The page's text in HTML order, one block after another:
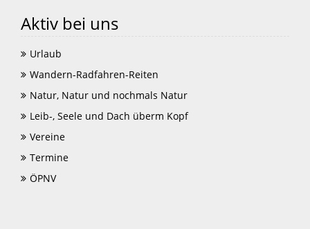
Aktiv bei uns
Urlaub
Wandern-Radfahren-Reiten
Natur, Natur und nochmals Natur
Leib-, Seele und Dach überm Kopf
Vereine
Termine
ÖPNV